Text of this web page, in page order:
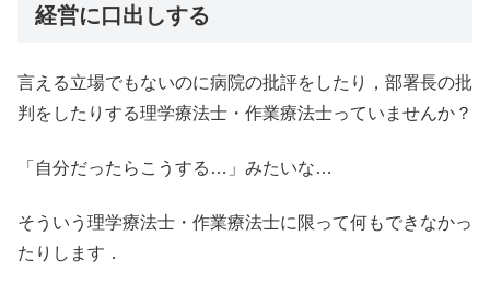
経営に口出しする
言える立場でもないのに病院の批評をしたり，部署長の批
判をしたりする理学療法士・作業療法士っていませんか？
「自分だったらこうする…」みたいな…
そういう理学療法士・作業療法士に限って何もできなかっ
たりします．